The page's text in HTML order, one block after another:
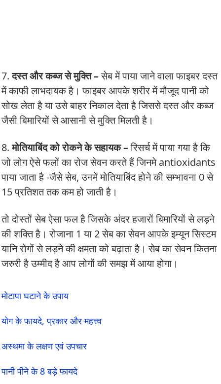
7.दस्त और कब्ज से मुक्ति –सेब में पाया जाने वाला फाइबर दस्त
में काफी लाभदायक है। फाइबर आपके शरीर में मौजूद पानी को
सोख लेता है या उसे बाहर निकाल देता है जिससे दस्त और कब्ज
जैसी बिमारियों से आसानी से मुक्ति मिलती है।
8.मोतियाबिंद को रोकने के सहायक –रिसर्च में पाया गया है कि
जो लोग ऐसे फलों का रोज सेवन करते हैं जिनमे antioxidants
पाया जाता है -जैसे सेब, उनमें मोतियाबिंद होने की सम्भावना 0 से
15 प्रतिशत तक कम हो जाती है।
तो दोस्तों सेब ऐसा फल है जिसके अंदर हजारों बिमारियों से लड़ने
की शक्ति है। रोजाना 1 या 2 सेब का सेवन आपके इम्यून सिस्टम
यानि रोगों से लड़ने की क्षमता को बढ़ाता है। सेब का सेवन कितना
जरुरी है उम्मीद है आप लोगों की समझ में आया होगा।
मोटापा घटाने के उपाय
योग के फायदे, प्रकार और महत्त्व
अस्थमा के लक्षण एवं उपचार
पानी पीने के 8 बड़े फायदे